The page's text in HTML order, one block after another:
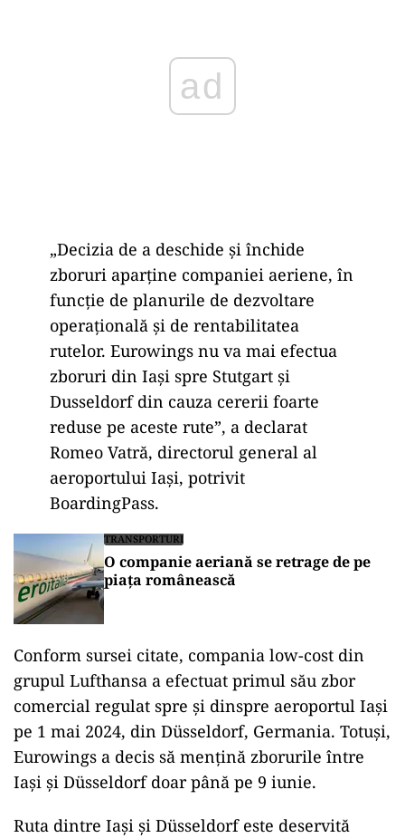
„Decizia de a deschide și închide
zboruri aparține companiei aeriene, în
funcție de planurile de dezvoltare
operațională și de rentabilitatea
rutelor. Eurowings nu va mai efectua
zboruri din Iași spre Stutgart și
Dusseldorf din cauza cererii foarte
reduse pe aceste rute”, a declarat
Romeo Vatră, directorul general al
aeroportului Iași, potrivit
BoardingPass.
TRANSPORTURI
O companie aeriană se retrage de pe
piața românească
Conform sursei citate, compania low-cost din
grupul Lufthansa a efectuat primul său zbor
comercial regulat spre și dinspre aeroportul Iași
pe 1 mai 2024, din Düsseldorf, Germania. Totuși,
Eurowings a decis să mențină zborurile între
Iași și Düsseldorf doar până pe 9 iunie.
Ruta dintre Iași și Düsseldorf este deservită